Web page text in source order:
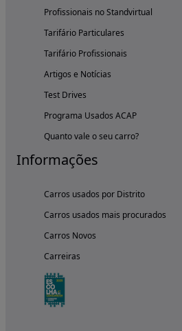
Profissionais no Standvirtual
Tarifário Particulares
Tarifário Profissionais
Artigos e Notícias
Test Drives
Programa Usados ACAP
Quanto vale o seu carro?
Informações
Carros usados por Distrito
Carros usados mais procurados
Carros Novos
Carreiras